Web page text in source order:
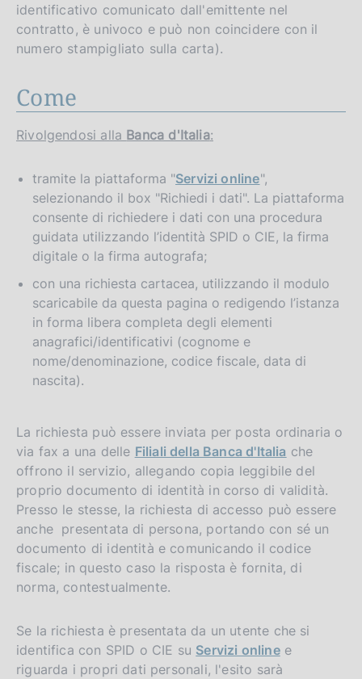
identificativo comunicato dall'emittente nel
contratto, è univoco e può non coincidere con il
numero stampigliato sulla carta).
Come
Rivolgendosi alla Banca d'Italia:
tramite la piattaforma "Servizi online",
selezionando il box "Richiedi i dati". La piattaforma
consente di richiedere i dati con una procedura
guidata utilizzando l’identità SPID o CIE, la firma
digitale o la firma autografa;
con una richiesta cartacea, utilizzando il modulo
scaricabile da questa pagina o redigendo l’istanza
in forma libera completa degli elementi
anagrafici/identificativi (cognome e
nome/denominazione, codice fiscale, data di
nascita).
La richiesta può essere inviata per posta ordinaria o
via fax a una delle Filiali della Banca d'Italia che
offrono il servizio, allegando copia leggibile del
proprio documento di identità in corso di validità.
Presso le stesse, la richiesta di accesso può essere
anche presentata di persona, portando con sé un
documento di identità e comunicando il codice
fiscale; in questo caso la risposta è fornita, di
norma, contestualmente.
Se la richiesta è presentata da un utente che si
identifica con SPID o CIE su Servizi onlinee
riguarda i propri dati personali, l'esito sarà